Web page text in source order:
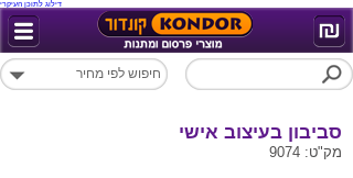
דילוג לתוכן העיקרי
סביבון בעיצוב אישי
מק"ט: 9074